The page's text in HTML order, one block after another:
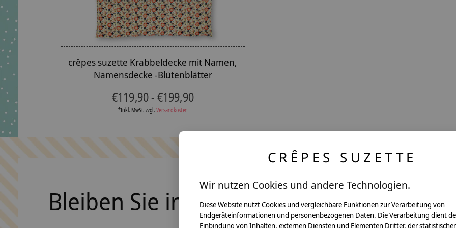
crêpes suzette Krabbeldecke mit Namen,
Namensdecke -Blütenblätter
€119,90 - €199,90
*Inkl. MwSt. zzgl.Versandkosten
Bleiben Sie in Kontakt
CRÊPES SUZETTE
Wir nutzen Cookies und andere Technologien.
Diese Website nutzt Cookies und vergleichbare Funktionen zur Verarbeitung von
Endgeräteinformationen und personenbezogenen Daten. Die Verarbeitung dient
Einbindung von Inhalten, externen Diensten und Elementen Dritter, der